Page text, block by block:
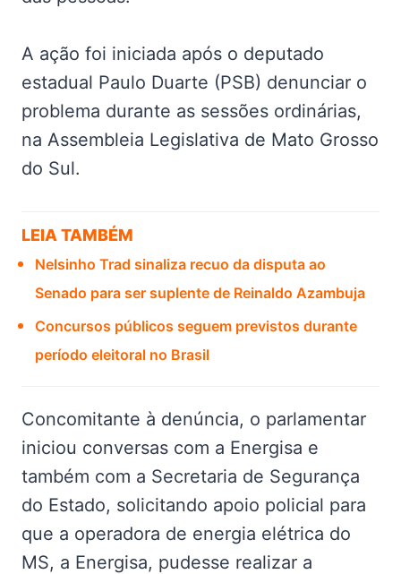
A ação foi iniciada após o deputado
estadual Paulo Duarte (PSB) denunciar o
problema durante as sessões ordinárias,
na Assembleia Legislativa de Mato Grosso
do Sul.
LEIA TAMBÉM
Nelsinho Trad sinaliza recuo da disputa ao
Senado para ser suplente de Reinaldo Azambuja
Concursos públicos seguem previstos durante
período eleitoral no Brasil
Concomitante à denúncia, o parlamentar
iniciou conversas com a Energisa e
também com a Secretaria de Segurança
do Estado, solicitando apoio policial para
que a operadora de energia elétrica do
MS, a Energisa, pudesse realizar a